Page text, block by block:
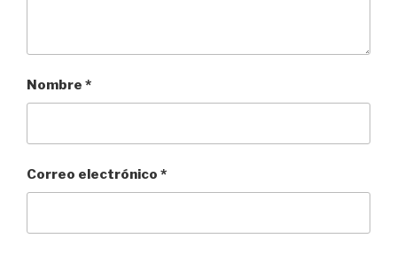
Nombre *
Correo electrónico *